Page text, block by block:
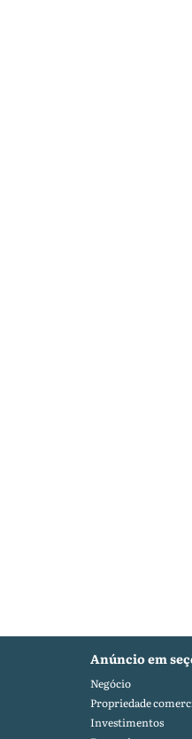
Anúncio em
Negócio
Propriedade
Investimentos